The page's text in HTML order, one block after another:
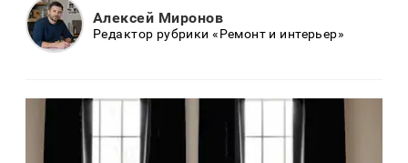
Алексей Миронов
Редактор рубрики «Ремонт и интерьер»